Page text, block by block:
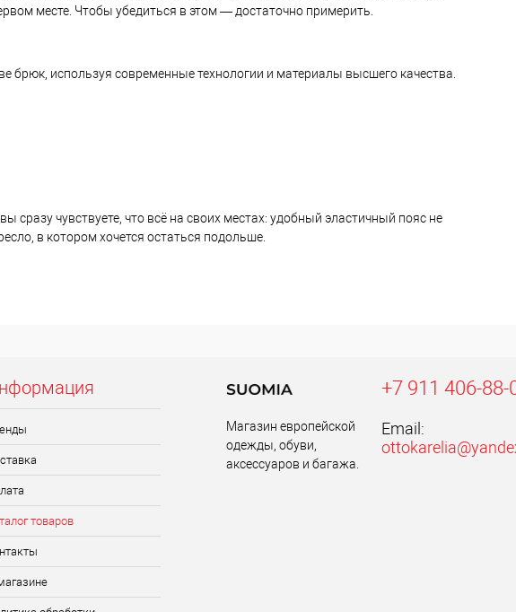
месте. Чтобы убедиться в этом — достаточно примерить.
используя современные технологии и материалы высшего качества.
чувствуете, что всё на своих местах: удобный эластичный пояс не
в котором хочется остаться подольше.
товаров
Магазин европейской
одежды, обуви,
аксессуаров и багажа.
+7 911 406-88-
Email: